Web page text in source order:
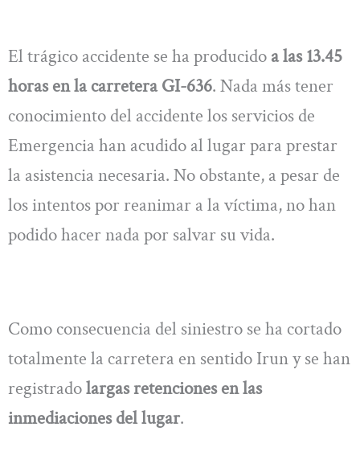
El trágico accidente se ha producido a las 13.45
horas en la carretera GI-636. Nada más tener
conocimiento del accidente los servicios de
Emergencia han acudido al lugar para prestar
la asistencia necesaria. No obstante, a pesar de
los intentos por reanimar a la víctima, no han
podido hacer nada por salvar su vida.
Como consecuencia del siniestro se ha cortado
totalmente la carretera en sentido Irun y se han
registradolargas retenciones en las
inmediaciones del lugar.